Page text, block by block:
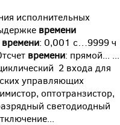
исполнительных
времени
времени: 0,001 с…9999 ч
времени: прямой... ...
2 входа для
управляющих
оптотранзистор,
светодиодный